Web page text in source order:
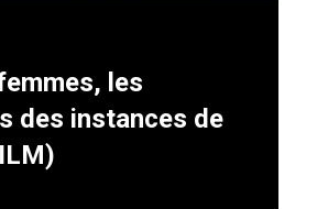
les
des instances de